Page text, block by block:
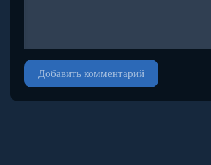
Добавить комментарий